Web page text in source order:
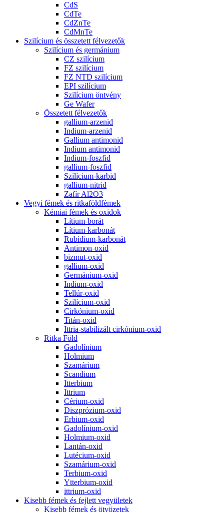
CdS
CdTe
CdZnTe
CdMnTe
Szilícium és összetett félvezetők
Szilícium és germánium
CZ szilícium
FZ szilícium
FZ NTD szilícium
EPI szilícium
Szilícium öntvény
Ge Wafer
Összetett félvezetők
gallium-arzenid
Indium-arzenid
Gallium antimonid
Indium antimonid
Indium-foszfid
gallium-foszfid
Szilícium-karbid
gallium-nitrid
Zafír Al2O3
Vegyi fémek és ritkaföldfémek
Kémiai fémek és oxidok
Lítium-borát
Lítium-karbonát
Rubídium-karbonát
Antimon-oxid
bizmut-oxid
gallium-oxid
Germánium-oxid
Indium-oxid
Tellúr-oxid
Szilícium-oxid
Cirkónium-oxid
Titán-oxid
Ittria-stabilizált cirkónium-oxid
Ritka Föld
Gadolínium
Holmium
Szamárium
Scandium
Itterbium
Ittrium
Cérium-oxid
Diszprózium-oxid
Erbium-oxid
Gadolínium-oxid
Holmium-oxid
Lantán-oxid
Lutécium-oxid
Szamárium-oxid
Terbium-oxid
Ytterbium-oxid
ittrium-oxid
Kisebb fémek és fejlett vegyületek
Kisebb fémek és ötvözetek